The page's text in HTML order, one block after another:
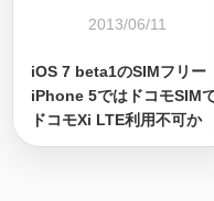
2013/06/11
iOS 7 beta1のSIMフリー
iPhone 5ではドコモSIM
ドコモXi LTE利用不可か